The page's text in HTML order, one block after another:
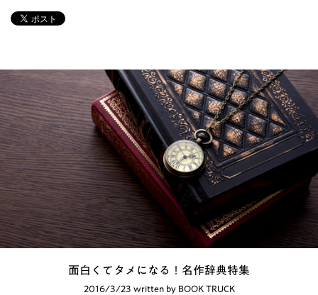
面白くてタメになる！名作辞典特集
2016/3/23 written by BOOK TRUCK